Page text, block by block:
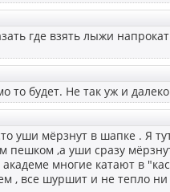
где взять лыжи
то будет. Не так уж и
уши мёрзнут в шапке . Я
пешком ,а уши сразу
многие катают в
, все шуршит и не тепло ни